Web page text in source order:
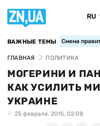
RU
ВАЖНЫЕ ТЕМЫ Смена
ГЛАВНАЯ ПОЛИТИКА
МОГЕРИНИ И
КАК УСИЛИТЬ
УКРАИНЕ
25 февраля, 2015, 02:08